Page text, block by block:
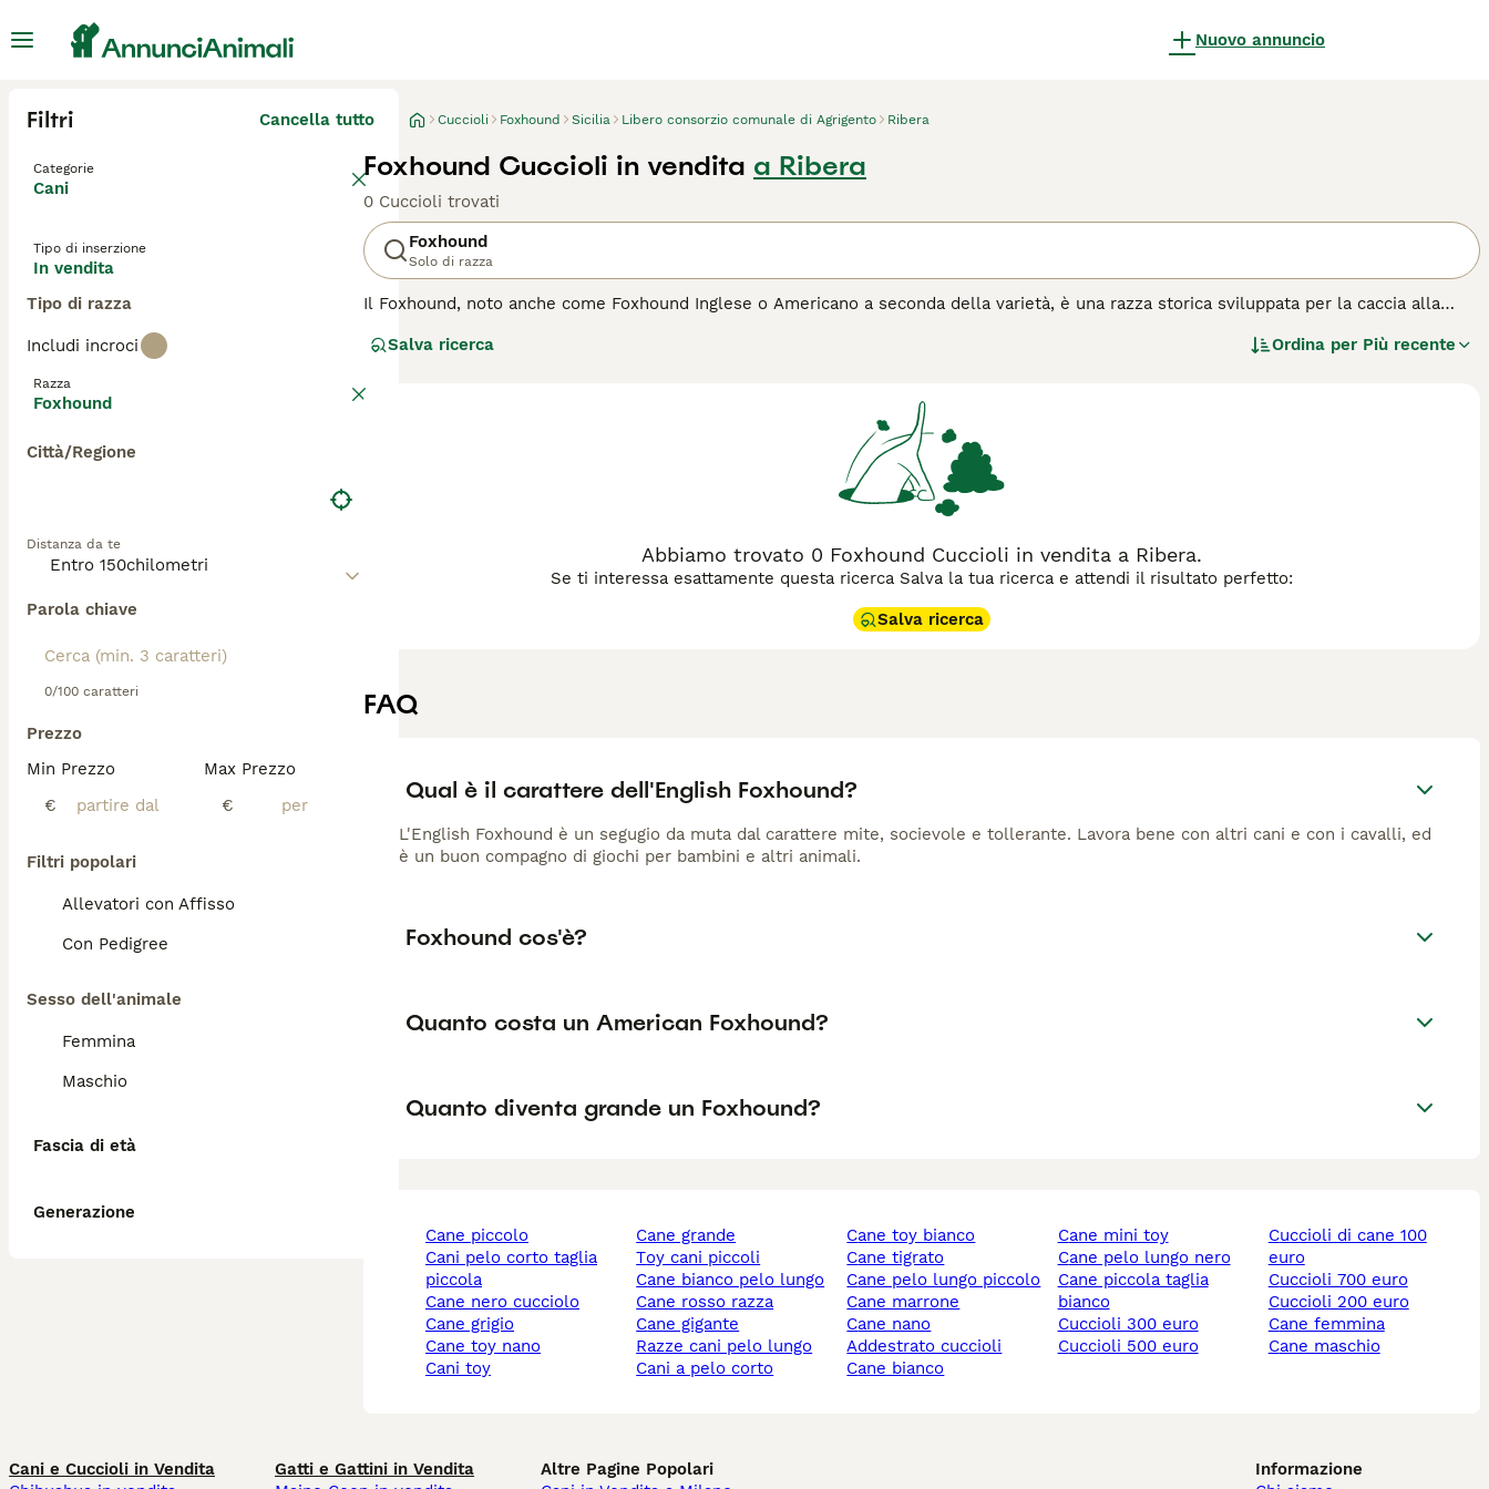
Nuovo annuncio
Filtri Cancella tutto
Categorie
Cani
Tipo di inserzione
In vendita
Tipo di razza
Includi incroci
Razza
Foxhound
Città/Regione
Distanza da te
Parola chiave
0/100 caratteri
Prezzo
Min Prezzo
€
Max Prezzo
€
Filtri popolari
Allevatori con Affisso
Con Pedigree
Sesso dell'animale
Femmina
Maschio
Fascia di età
Generazione
Cuccioli Foxhound Sicilia Libero consorzio comunale di Agrigento Ribera
Foxhound Cuccioli in vendita a Ribera
0 Cuccioli trovati
Foxhound
Solo di razza
Il Foxhound, noto anche come Foxhound Inglese o Americano a seconda della varietà, è una razza storica sviluppata per la caccia alla
resistenza, velocità e olfatto eccezionale, il Foxhound è un compagno energico e determinato. Nonostante sia stato allevato
sufficiente esercizio fisico. Richiede ampi spazi aperti dove poter esplorare e correre, rendendolo più adatto a una vita in campagna. La
sua natura socievole lo rende un ottimo compagno per gli amanti delle attività all'aria aperta.
Per scoprire se il Foxhound è il cane giusto per te, leggi la guida all'acquisto per questa razza.
Salva ricerca Ordina per Più recente
Abbiamo trovato 0 Foxhound Cuccioli in vendita a Ribera.
Se ti interessa esattamente questa ricerca Salva la tua ricerca e attendi il risultato perfetto:
Salva ricerca
FAQ
Qual è il carattere dell'English Foxhound?
L'English Foxhound è un segugio da muta dal carattere mite, socievole e tollerante. Lavora bene con altri cani e con i cavalli, ed
è un buon compagno di giochi per bambini e altri animali.
Foxhound cos'è?
Quanto costa un American Foxhound?
Quanto diventa grande un Foxhound?
cane piccolo
cani pelo corto taglia
piccola
cane nero cucciolo
cane grigio
cane toy nano
cani toy
cane grande
toy cani piccoli
cane bianco pelo lungo
cane rosso razza
cane gigante
razze cani pelo lungo
cani a pelo corto
cane toy bianco
cane tigrato
cane pelo lungo piccolo
cane marrone
cane nano
addestrato cuccioli
cane bianco
cane mini toy
cane pelo lungo nero
cane piccola taglia
bianco
cuccioli 300 euro
cuccioli 500 euro
cuccioli di cane 100
euro
cuccioli 700 euro
cuccioli 200 euro
cane femmina
cane maschio
Cani e Cuccioli in Vendita
Gatti e Gattini in Vendita
Altre Pagine Popolari
Informazione